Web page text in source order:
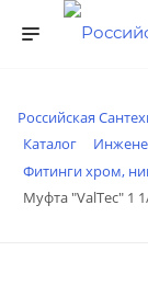
Российская
Каталог
Фитинги хром,
Муфта "ValTec" 1